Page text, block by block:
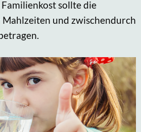
sollte die
Mahlzeiten und zwischendurch